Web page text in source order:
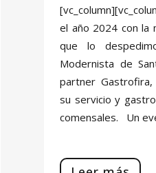
el año 2024 con la
que lo
Modernista de
partner
su servicio y
comensales. Un